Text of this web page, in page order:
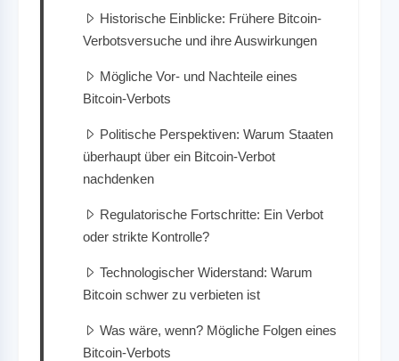
Historische Einblicke: Frühere Bitcoin-
Verbotsversuche und ihre Auswirkungen
Mögliche Vor- und Nachteile eines
Bitcoin-Verbots
Politische Perspektiven: Warum Staaten
überhaupt über ein Bitcoin-Verbot
nachdenken
Regulatorische Fortschritte: Ein Verbot
oder strikte Kontrolle?
Technologischer Widerstand: Warum
Bitcoin schwer zu verbieten ist
Was wäre, wenn? Mögliche Folgen eines
Bitcoin-Verbots